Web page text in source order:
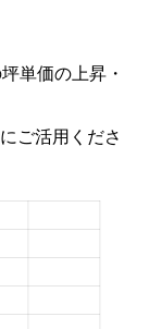
単価の上昇・
ご活用くださ